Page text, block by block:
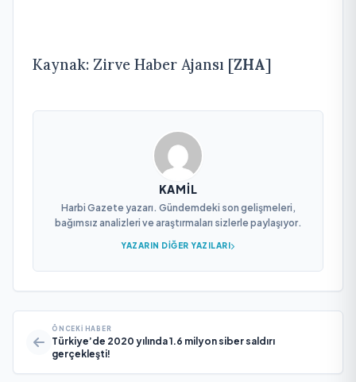
Kaynak: Zirve Haber Ajansı [ZHA]
KAMIL
Harbi Gazete yazarı. Gündemdeki son gelişmeleri,
bağımsız analizleri ve araştırmaları sizlerle paylaşıyor.
YAZARIN DIĞER YAZILARI
ÖNCEKI HABER
Türkiye’de 2020 yılında 1.6 milyon siber saldırı
gerçekleşti!